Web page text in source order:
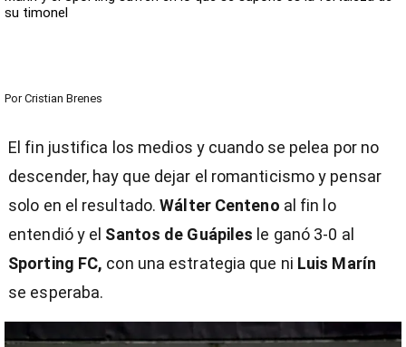
su timonel
Por Cristian Brenes
El fin justifica los medios y cuando se pelea por no
descender, hay que dejar el romanticismo y pensar
solo en el resultado.Wálter Centeno al fin lo
entendió y el Santos de Guápiles le ganó 3-0 al
Sporting FC, con una estrategia que ni Luis Marín
se esperaba.